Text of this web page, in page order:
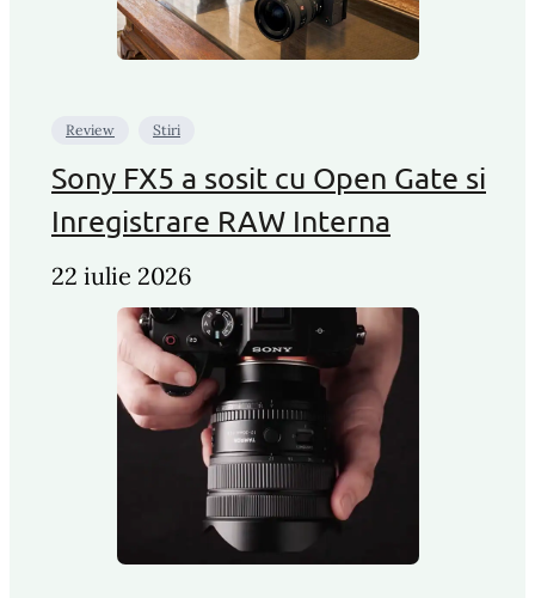
Review Stiri
Sony FX5 a sosit cu Open Gate si
Inregistrare RAW Interna
22 iulie 2026